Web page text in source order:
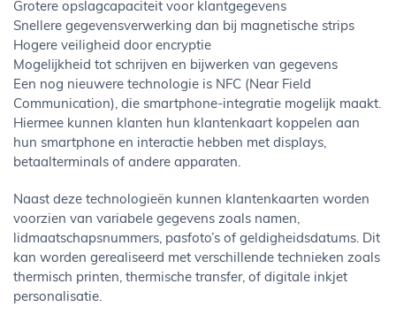
Grotere opslagcapaciteit voor klantgegevens
Snellere gegevensverwerking dan bij magnetische strips
Hogere veiligheid door encryptie
Mogelijkheid tot schrijven en bijwerken van gegevens
Een nog nieuwere technologie is NFC (Near Field
Communication), die smartphone-integratie mogelijk maakt.
Hiermee kunnen klanten hun klantenkaart koppelen aan
hun smartphone en interactie hebben met displays,
betaalterminals of andere apparaten.
Naast deze technologieën kunnen klantenkaarten worden
voorzien van variabele gegevens zoals namen,
lidmaatschapsnummers, pasfoto’s of geldigheidsdatums. Dit
kan worden gerealiseerd met verschillende technieken zoals
thermisch printen, thermische transfer, of digitale inkjet
personalisatie.